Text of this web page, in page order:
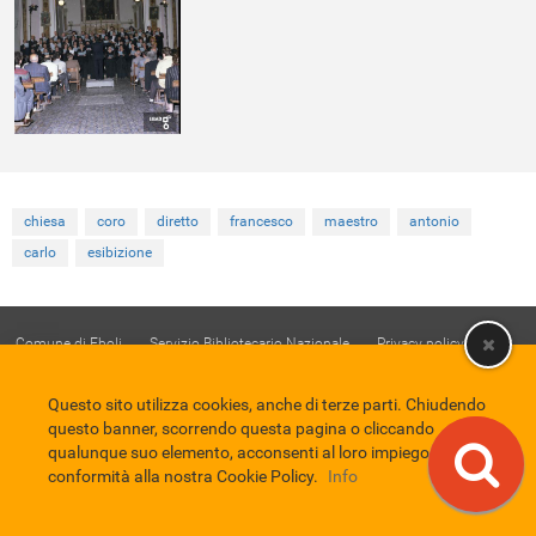
chiesa coro diretto francesco maestro
antonio
carlo
esibizione
Comune di Eboli Servizio Bibliotecario Nazionale
Privacy policy
EBAD
Eboli Archivio Digitale
Questo sito utilizza cookies, anche di terze parti. Chiudendo
questo banner, scorrendo questa pagina o cliccando
qualunque suo elemento, acconsenti al loro impiego in
conformità alla nostra Cookie Policy.
Info